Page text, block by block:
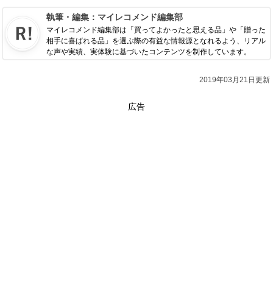
執筆・編集： マイレコメンド編集部
マイレコメンド編集部は「買ってよかったと思える品」や「贈った
相手に喜ばれる品」を選ぶ際の有益な情報源となれるよう、リアル
な声や実績、実体験に基づいたコンテンツを制作しています。
2019年03月21日更新
広告